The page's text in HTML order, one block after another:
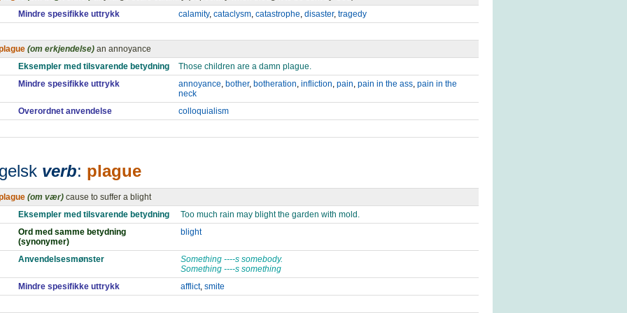
Mindre spesifikke uttrykk
calamity, cataclysm, catastrophe, disaster, tragedy
(om erkjendelse) an annoyance
Eksempler med tilsvarende betydning
Those children are a damn plague.
Mindre spesifikke uttrykk
annoyance, bother, botheration, infliction, pain, pain in the ass, pain in the
neck
Overordnet anvendelse
colloquialism
verb: plague
(om vær) cause to suffer a blight
Eksempler med tilsvarende betydning
Too much rain may blight the garden with mold.
Ord med samme betydning
(synonymer)
blight
Anvendelsesmønster
Something ----s somebody.
Something ----s something
Mindre spesifikke uttrykk
afflict, smite